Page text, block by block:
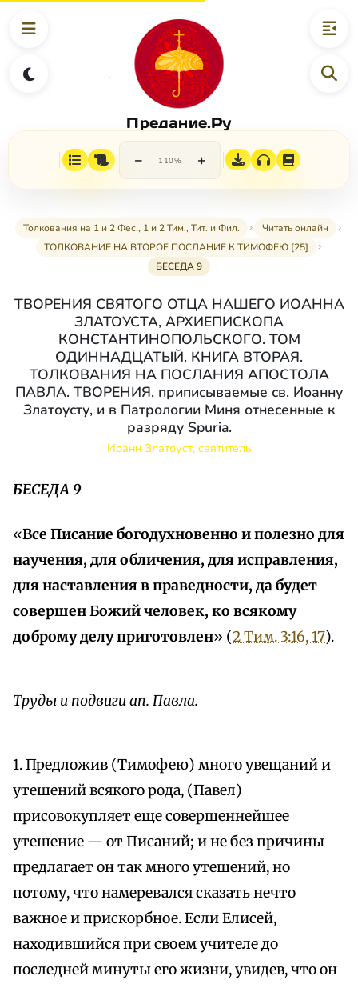
Предание.Ру
− 110% +
Толкования на 1 и 2 Фес., 1 и 2 Тим., Тит. и Фил.
Читать онлайн
ТОЛКОВАНИЕ НА ВТОРОЕ ПОСЛАНИЕ К ТИМОФЕЮ [25]
БЕСЕДА 9
ТВОРЕНИЯ СВЯТОГО ОТЦА НАШЕГО ИОАННА
ЗЛАТОУСТА, АРХИЕПИСКОПА
КОНСТАНТИНОПОЛЬСКОГО. ТОМ
ОДИННАДЦАТЫЙ. КНИГА ВТОРАЯ.
ТОЛКОВАНИЯ НА ПОСЛАНИЯ АПОСТОЛА
ПАВЛА. ТВОРЕНИЯ, приписываемые св. Иоанну
Златоусту, и в Патрологии Миня отнесенные к
разряду Spuria.
Иоанн Златоуст, святитель
БЕСЕДА 9
«Все Писание богодухновенно и полезно для
научения, для обличения, для исправления,
для наставления в праведности, да будет
совершен Божий человек, ко всякому
доброму делу приготовлен» (2 Тим. 3:16, 17).
Труды и подвиги ап. Павла.
1. Предложив (Тимофею) много увещаний и
утешений всякого рода, (Павел)
присовокупляет еще совершеннейшее
утешение — от Писаний; и не без причины
предлагает он так много утешений, но
потому, что намеревался сказать нечто
важное и прискорбное. Если Елисей,
находившийся при своем учителе до
последней минуты его жизни, увидев, что он